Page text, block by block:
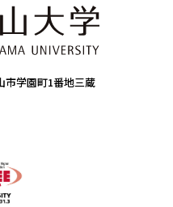
学園町1番地三蔵